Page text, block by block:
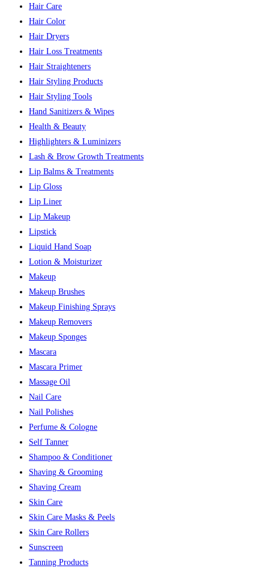
Hair Care
Hair Color
Hair Dryers
Hair Loss Treatments
Hair Straighteners
Hair Styling Products
Hair Styling Tools
Hand Sanitizers & Wipes
Health & Beauty
Highlighters & Luminizers
Lash & Brow Growth Treatments
Lip Balms & Treatments
Lip Gloss
Lip Liner
Lip Makeup
Lipstick
Liquid Hand Soap
Lotion & Moisturizer
Makeup
Makeup Brushes
Makeup Finishing Sprays
Makeup Removers
Makeup Sponges
Mascara
Mascara Primer
Massage Oil
Nail Care
Nail Polishes
Perfume & Cologne
Self Tanner
Shampoo & Conditioner
Shaving & Grooming
Shaving Cream
Skin Care
Skin Care Masks & Peels
Skin Care Rollers
Sunscreen
Tanning Products